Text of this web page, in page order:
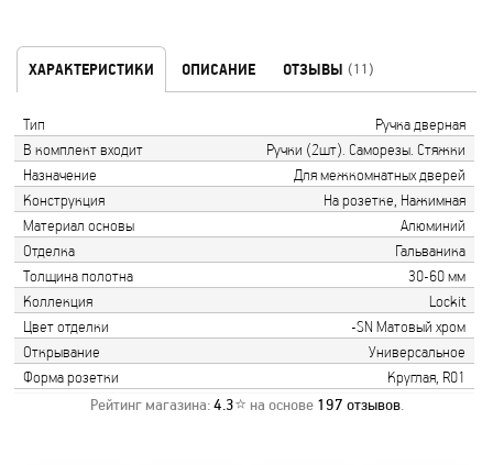
ХАРАКТЕРИСТИКИ ОПИСАНИЕ ОТЗЫВЫ (11)
Тип
Ручка дверная
В комплект входит
Ручки (2шт). Саморезы. Стяжки
Назначение
Для межкомнатных дверей
Конструкция
На розетке, Нажимная
Материал основы
Алюминий
Отделка
Гальваника
Толщина полотна
30-60 мм
Коллекция
Lockit
Цвет отделки
-SN Матовый хром
Открывание
Универсальное
Форма розетки
Круглая, R01
Рейтинг магазина:4.3⭐ на основе 197 отзывов.